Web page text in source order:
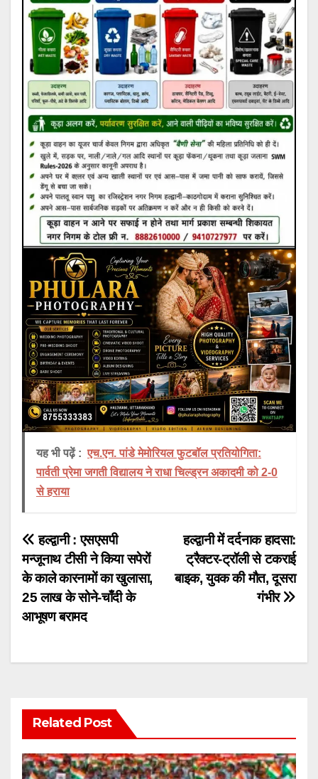
यह भी पढ़ें : एच.एन. पांडे मेमोरियल फुटबॉल प्रतियोगिता:
पार्वती प्रेमा जगती विद्यालय ने राधा चिल्ड्रन अकादमी को 2-0
से हराया
Post
navigation
हल्द्वानी में दर्दनाक हादसा:
ट्रैक्टर-ट्रॉली से टकराई
बाइक, युवक की मौत, दूसरा
गंभीर
हल्द्वानी : एसएसपी
मन्जूनाथ टीसी ने किया सपेरों
के काले कारनामों का खुलासा,
25 लाख के सोने-चाँदी के
आभूषण बरामद
Related Post